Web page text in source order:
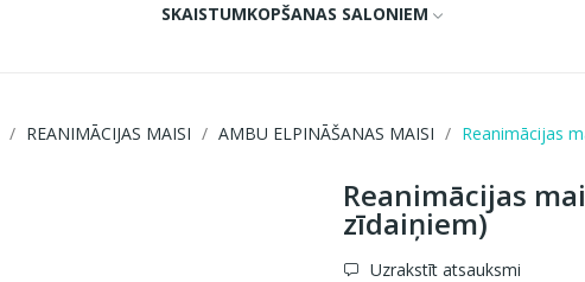
SKAISTUMKOPŠANAS SALONIEM
REANIMĀCIJAS MAISI AMBU ELPINĀŠANAS MAISI Reanimācijas
Reanimācijas
zīdaiņiem)
Uzrakstīt atsauksmi